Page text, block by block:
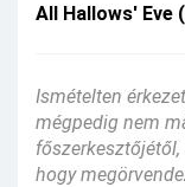
All Hallows' Eve
Ismételten
mégpedig nem
főszerkesztőjétől,
hogy